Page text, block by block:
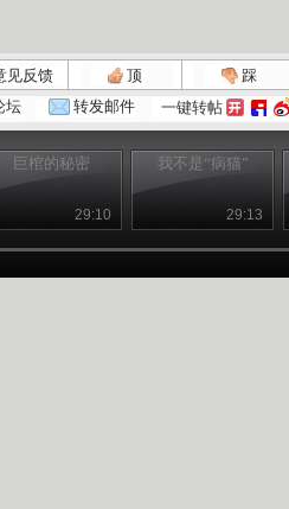
见反馈 顶 踩
坛 转发邮件 一键转帖
巨棺的秘密
29:10
我不是“病猫”
29:13